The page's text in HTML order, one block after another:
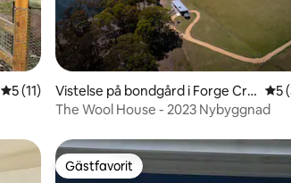
5 av 5 i genomsnittligt betyg, 11 omdömen
5 (11)
Vistelse på bondgård i Forge Cre
ek
55
The Wool House - 2023 Nybyggnad
Gästfavorit
Gästfavorit